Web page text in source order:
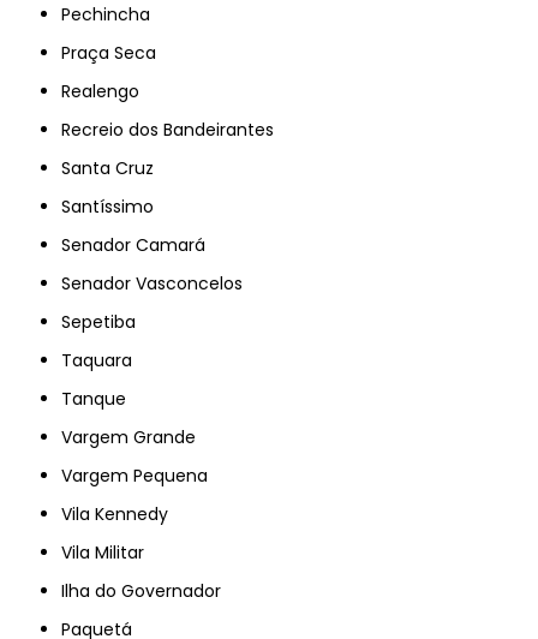
Pechincha
Praça Seca
Realengo
Recreio dos Bandeirantes
Santa Cruz
Santíssimo
Senador Camará
Senador Vasconcelos
Sepetiba
Taquara
Tanque
Vargem Grande
Vargem Pequena
Vila Kennedy
Vila Militar
Ilha do Governador
Paquetá